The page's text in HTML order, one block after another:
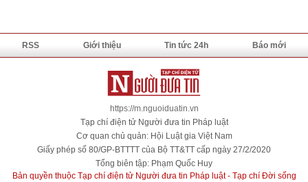
RSS Giới thiệu Tin tức 24h Báo mới
https://m.nguoiduatin.vn
Tạp chí điện tử Người đưa tin Pháp luật
Cơ quan chủ quản: Hội Luật gia Việt Nam
Giấy phép số 80/GP-BTTTT của Bộ TT&TT cấp ngày 27/2/2020
Tổng biên tập: Phạm Quốc Huy
Bản quyền thuộc Tạp chí điện tử Người đưa tin Pháp luật - Tạp chí Đời sống